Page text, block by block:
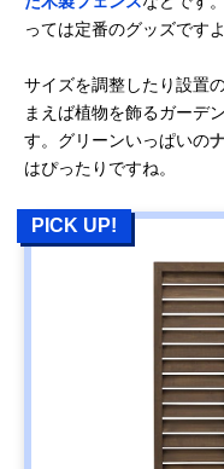
っては定番のグッズですよ
サイズを調整したり設置
まえば植物を飾るガーデ
す。グリーンいっぱいの
はぴったりですね。
PICK UP!